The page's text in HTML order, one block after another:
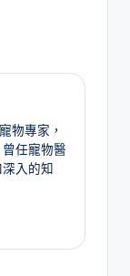
物專家，
任寵物醫
入的知